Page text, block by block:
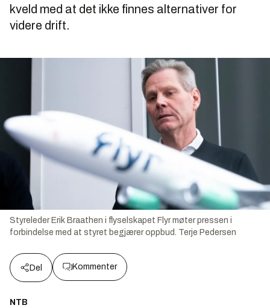
kveld med at det ikke finnes alternativer for
videre drift.
Styreleder Erik Braathen i flyselskapet Flyr møter pressen i
forbindelse med at styret begjærer oppbud. Terje Pedersen
Del Kommenter
NTB